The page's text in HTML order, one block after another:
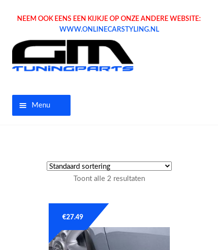
NEEM OOK EENS EEN KIJKJE OP ONZE ANDERE WEBSITE:
WWW.ONLINECARSTYLING.NL
Menu
Tuning parts
OPC Line
Toont alle 2 resultaten
€27.49